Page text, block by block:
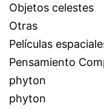
Objetos celestes
Otras
Películas
Pensamiento
phyton
phyton